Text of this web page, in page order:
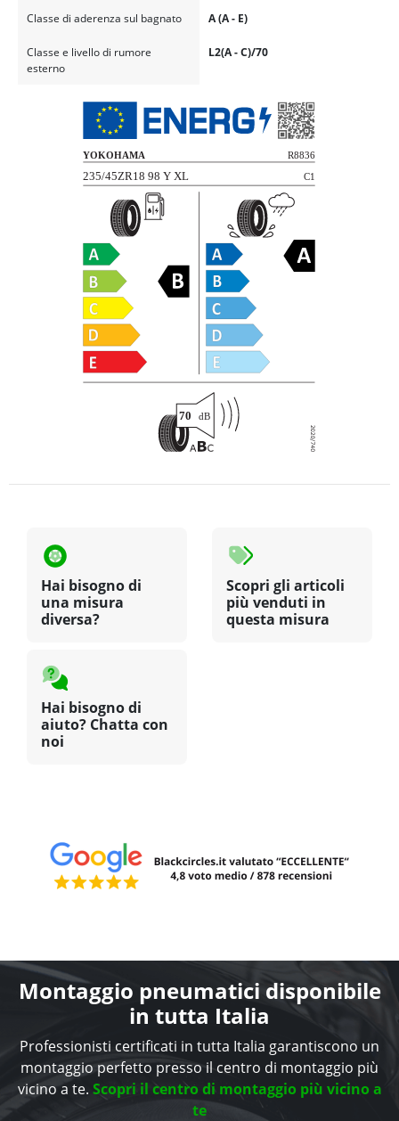
Classe di aderenza sul bagnato A (A - E)
Classe e livello di rumore
esterno
L2(A - C)/70
Hai bisogno di
una misura
diversa?
Scopri gli articoli
più venduti in
questa misura
Hai bisogno di
aiuto? Chatta con
noi
Montaggio pneumatici disponibile
in tutta Italia
Professionisti certificati in tutta Italia garantiscono un
montaggio perfetto presso il centro di montaggio più
vicino a te. Scopri il centro di montaggio più vicino a
te